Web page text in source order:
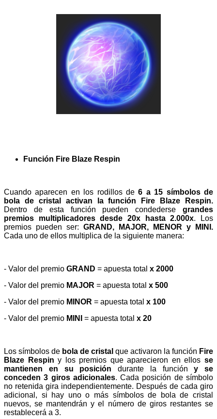
Función Fire Blaze Respin
Cuando aparecen en los rodillos de 6 a 15 símbolos de
bola de cristal activan la función Fire Blaze Respin.
Dentro de esta función
pueden condedersegrandes
premios multiplicadores desde 20x hasta 2.000x. Los
premios pueden ser: GRAND, MAJOR, MENOR y MINI.
Cada uno de ellos multiplica de la siguiente manera:
- Valor del premio GRAND = apuesta total x 2000
- Valor del premio MAJOR = apuesta total x 500
- Valor del premio MINOR = apuesta total x 100
- Valor del premio MINI = apuesta total x 20
Los símbolos de bola de cristal que activaron la función Fire
Blaze
Respin y los premios que aparecieron en ellosse
mantienen en su posición durante la funcióny se
conceden 3 giros adicionales. Cada posición de símbolo
no retenida gira independientemente. Después de cada giro
adicional, si hay uno o más símbolos de bola de cristal
nuevos, se mantendrán y el número de giros restantes se
restablecerá a 3.